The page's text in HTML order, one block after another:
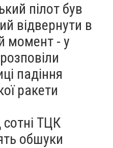
пілот був
відвернути в
момент - у
падіння
ракети
ТЦК
обшуки